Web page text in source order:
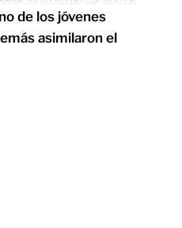
de los jóvenes
asimilaron el